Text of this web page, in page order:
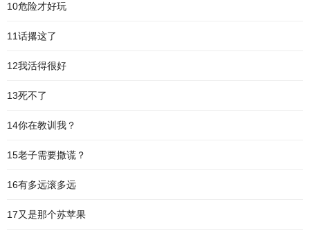
10危险才好玩
11话撂这了
12我活得很好
13死不了
14你在教训我？
15老子需要撒谎？
16有多远滚多远
17又是那个苏苹果